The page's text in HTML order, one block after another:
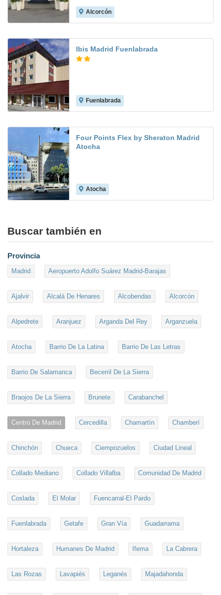
Alcorcón
Ibis Madrid Fuenlabrada
Fuenlabrada
Four Points Flex by Sheraton Madrid
Atocha
Atocha
Buscar también en
Provincia
Madrid Aeropuerto Adolfo Suárez Madrid-Barajas
Ajalvir Alcalá De Henares Alcobendas Alcorcón
Alpedrete Aranjuez Arganda Del Rey Arganzuela
Atocha Barrio De La Latina Barrio De Las Letras
Barrio De Salamanca Becerril De La Sierra
Braojos De La Sierra Brunete Carabanchel
Centro De Madrid Cercedilla Chamartín Chamberí
Chinchón Chueca Ciempozuelos Ciudad Lineal
Collado Mediano Collado Villalba Comunidad De Madrid
Coslada El Molar Fuencarral-El Pardo
Fuenlabrada Getafe Gran Vía Guadarrama
Hortaleza Humanes De Madrid Ifema La Cabrera
Las Rozas Lavapiés Leganés Majadahonda